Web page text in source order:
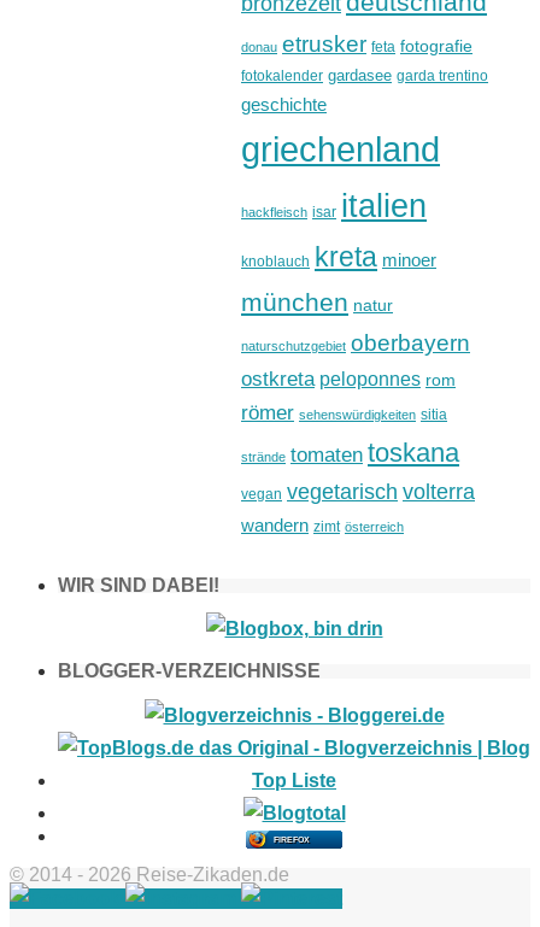
donau etrusker feta fotografie
fotokalender gardasee garda trentino
geschichte
griechenland
hackfleisch isar italien
knoblauch kreta minoer
münchen natur
naturschutzgebiet oberbayern
ostkreta peloponnes rom
römer sehenswürdigkeiten sitia
strände tomaten toskana
vegan vegetarisch volterra
wandern zimt österreich
WIR SIND DABEI!
BLOGGER-VERZEICHNISSE
FIREFOX
© 2014 - 2026 Reise-Zikaden.de